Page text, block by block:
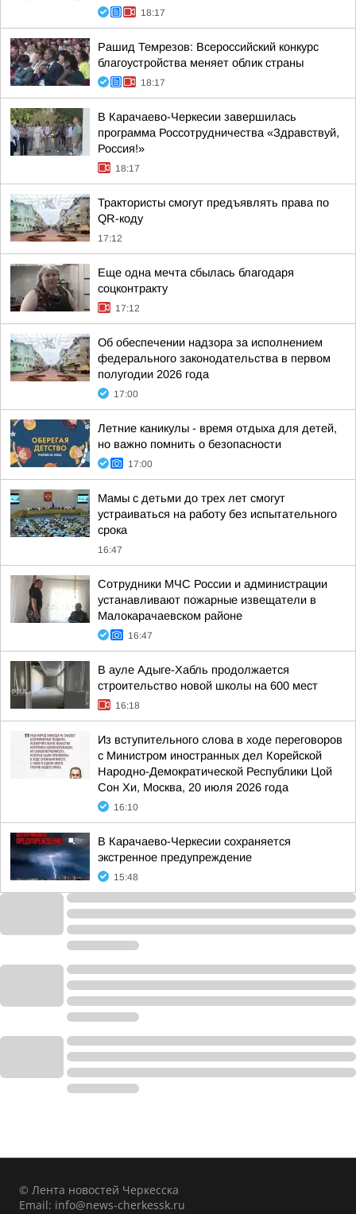
18:17
Рашид Темрезов: Всероссийский конкурс
благоустройства меняет облик страны
18:17
В Карачаево-Черкесии завершилась
программа Россотрудничества «Здравствуй,
Россия!»
18:17
Трактористы смогут предъявлять права по
QR-коду
17:12
Еще одна мечта сбылась благодаря
соцконтракту
17:12
Об обеспечении надзора за исполнением
федерального законодательства в первом
полугодии 2026 года
17:00
Летние каникулы - время отдыха для детей,
но важно помнить о безопасности
17:00
Мамы с детьми до трех лет смогут
устраиваться на работу без испытательного
срока
16:47
Сотрудники МЧС России и администрации
устанавливают пожарные извещатели в
Малокарачаевском районе
16:47
В ауле Адыге-Хабль продолжается
строительство новой школы на 600 мест
16:18
Из вступительного слова в ходе переговоров
с Министром иностранных дел Корейской
Народно-Демократической Республики Цой
Сон Хи, Москва, 20 июля 2026 года
16:10
В Карачаево-Черкесии сохраняется
экстренное предупреждение
15:48
© Лента новостей Черкесска
Email: info@news-cherkessk.ru